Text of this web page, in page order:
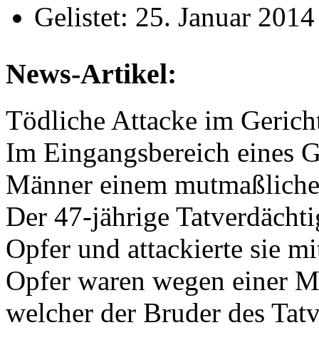
Gelistet: 25. Januar
News-Artikel:
Tödliche Attacke im
Im Eingangsbereich eines
Männer einem
Der 47-jährige
Opfer und attackierte sie
Opfer waren wegen einer
welcher der Bruder des